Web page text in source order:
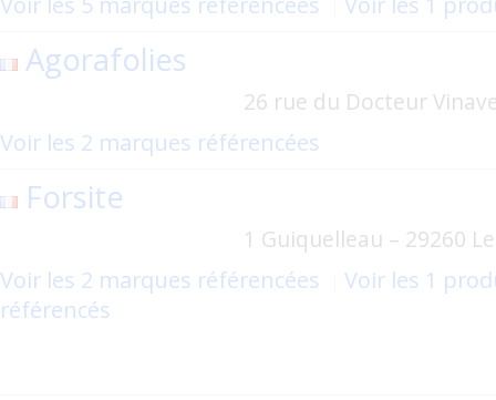
Agorafolies
26 rue du Docteur
Voir les 2 marques référencées
Forsite
1 Guiquelleau – 29260
Voir les 2 marques référencées
Voir les 1
référencés